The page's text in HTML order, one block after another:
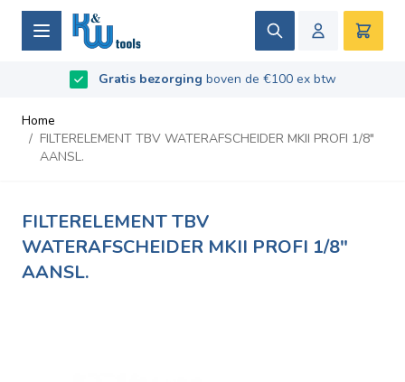
Ga naar de inhoud
Zoek
Gratis bezorging boven de €100 ex btw
B2B / Grotere aantallen bestellen?
vraag naar de
voorwaarden
Beoordeeld met9.5/10- Gebaseerd op 669 recensies
Home
/ FILTERELEMENT TBV WATERAFSCHEIDER MKII PROFI 1/8"
AANSL.
FILTERELEMENT TBV
WATERAFSCHEIDER MKII PROFI 1/8"
AANSL.